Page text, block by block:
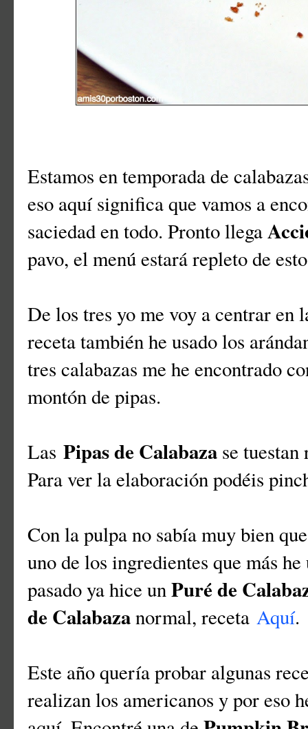
Estamos en temporada de
eso aquí significa que vamos a
saciedad en todo. Pronto llega
pavo, el menú estará repleto de
De los tres yo me voy a centrar en
receta también he usado los
tres calabazas me he encontrado
montón de pipas.
Las Pipas de Calabaza se
Para ver la elaboración podéis
Con la pulpa no sabía muy bien
uno de los ingredientes que más
pasado ya hice unPuré de
de Calabazanormal, receta Aquí.
Este año quería probar algunas
realizan los americanos y por eso